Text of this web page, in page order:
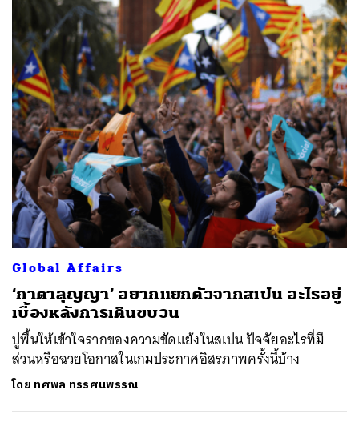
Global Affairs
‘กาตาลุญญา’ อยากแยกตัวจากสเปน อะไรอยู่
เบื้องหลังการเดินขบวน
ปูพื้นให้เข้าใจรากของความขัดแย้งในสเปน ปัจจัยอะไรที่มี
ส่วนหรือฉวยโอกาสในเกมประกาศอิสรภาพครั้งนี้บ้าง
โดย ทศพล ทรรศนพรรณ